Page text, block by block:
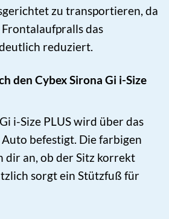
zu transportieren, da
das
reduziert.
den Cybex Sirona Gi i-Size
i-Size PLUS wird über das
Auto befestigt. Die farbigen
dir an, ob der Sitz korrekt
sorgt ein Stützfuß für